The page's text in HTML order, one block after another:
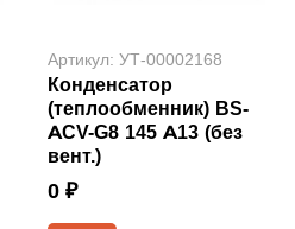
Артикул: УТ-00002168
Конденсатор
(теплообменник) BS-
ACV-G8 145 A13 (без
вент.)
0 ₽